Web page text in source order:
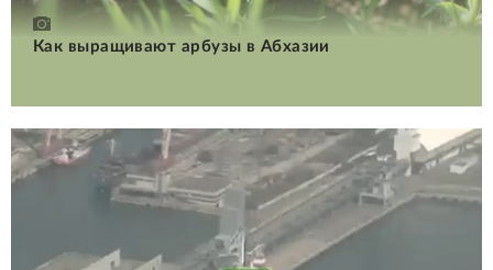
Как выращивают арбузы в Абхазии